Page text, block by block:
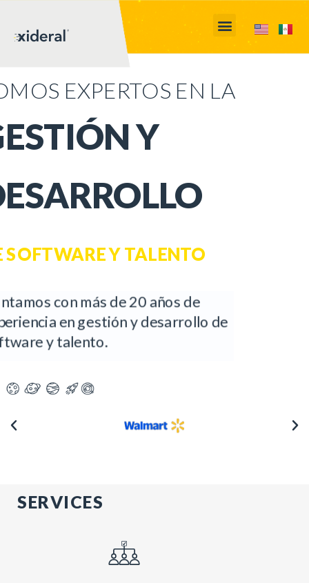
EXPERTOS EN LA
Y
SOFTWARE Y TALENTO
de
de
Ofrecemos soluciones TI flexibles
personalizadas para cada
SERVICES